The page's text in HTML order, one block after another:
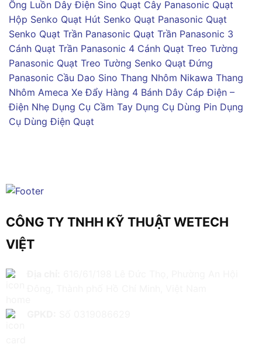
Ống Luồn Dây Điện Sino Quạt Cây Panasonic Quạt
Hộp Senko Quạt Hút Senko Quạt Panasonic Quạt
Senko Quạt Trần Panasonic Quạt Trần Panasonic 3
Cánh Quạt Trần Panasonic 4 Cánh Quạt Treo Tường
Panasonic Quạt Treo Tường Senko Quạt Đứng
Panasonic Cầu Dao Sino Thang Nhôm Nikawa Thang
Nhôm Ameca Xe Đẩy Hàng 4 Bánh Dây Cáp Điện –
Điện Nhẹ Dụng Cụ Cầm Tay Dụng Cụ Dùng Pin Dụng
Cụ Dùng Điện Quạt
CÔNG TY TNHH KỸ THUẬT WETECH
VIỆT